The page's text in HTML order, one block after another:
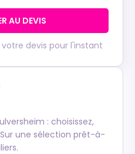
AU DEVIS
devis pour l'instant
: choisissez,
une sélection prêt-à-